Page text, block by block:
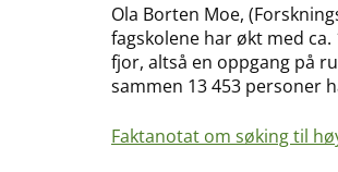
Ola Borten Moe,
fagskolene har økt med
fjor, altså en oppgang på
sammen 13 453 personer
Faktanotat om søking til